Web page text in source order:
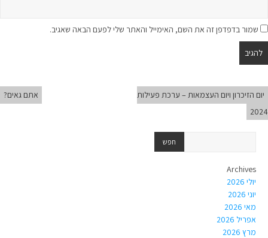
שמור בדפדפן זה את השם, האימייל והאתר שלי לפעם הבאה שאגיב.
יום הזיכרון ויום העצמאות – ערכת פעילות
2024
אתם גאים?
Archives
יולי 2026
יוני 2026
מאי 2026
אפריל 2026
מרץ 2026